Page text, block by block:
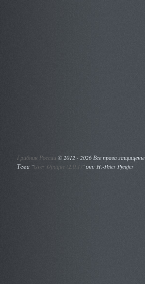
Грибник России ©2012 - 2026 Все права защищены
Тема "Grey Opaque (2.0.1)" от: H.-Peter Pfeufer